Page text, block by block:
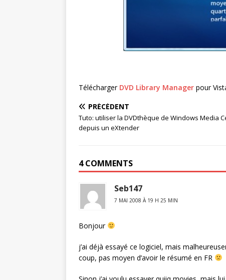
Télécharger DVD Library Manager pour
PRÉCÉDENT
Tuto: utiliser la DVDthèque de Windows Media
depuis un eXtender
4 COMMENTS
Seb147
7 MAI 2008 À 19 H 25 MIN
Bonjour
j’ai déjà essayé ce logiciel, mais
coup, pas moyen d’avoir le résumé en FR